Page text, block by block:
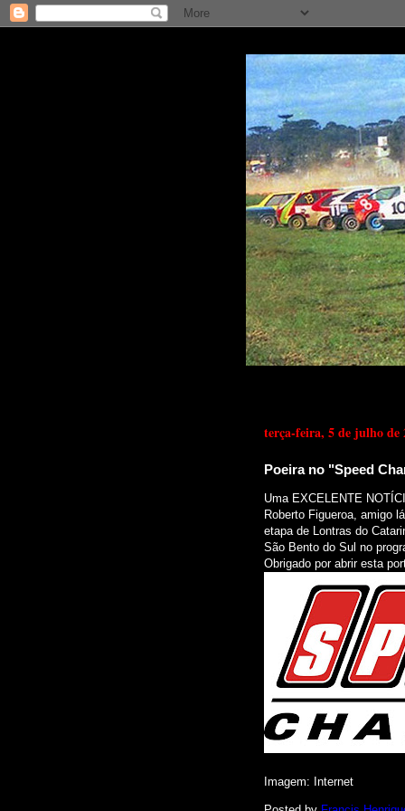
terça-feira, 5 de julho de
Poeira no "Speed
Uma EXCELENTE
Roberto Figueroa, amigo
etapa de Lontras do
São Bento do Sul no
Obrigado por abrir esta
Imagem: Internet